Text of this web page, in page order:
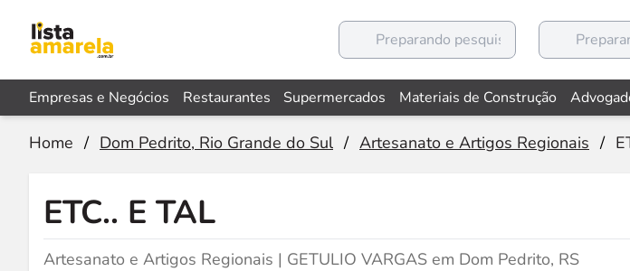
Empresas e Negócios Restaurantes Supermercados Materiais de Construção
Home / Dom Pedrito, Rio Grande do Sul / Artesanato e Artigos Regionais /
ETC.. E TAL
Artesanato e Artigos Regionais | GETULIO VARGAS em Dom Pedrito, RS